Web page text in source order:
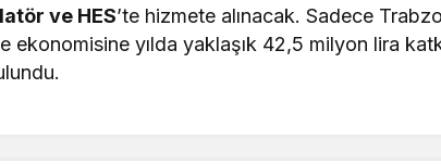
ve HES’te hizmete alınacak. Sadece
ekonomisine yılda yaklaşık 42,5 milyon lira